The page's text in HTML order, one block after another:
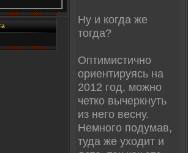
Ну и когда же
тогда?
Оптимистично
ориентируясь на
2012 год, можно
четко вычеркнуть
из него весну.
Немного подумав,
туда же уходит и